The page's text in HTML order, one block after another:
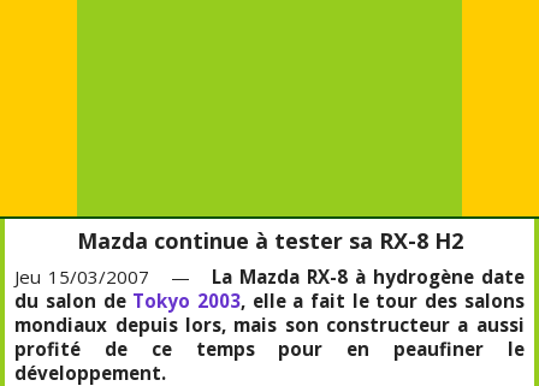
Mazda continue à tester sa RX-8 H2
Jeu 15/03/2007 — La Mazda RX-8 à hydrogène date
du salon de Tokyo 2003, elle a fait le tour des salons
mondiaux depuis lors, mais son constructeur a aussi
profité de ce temps pour en peaufiner le
développement.